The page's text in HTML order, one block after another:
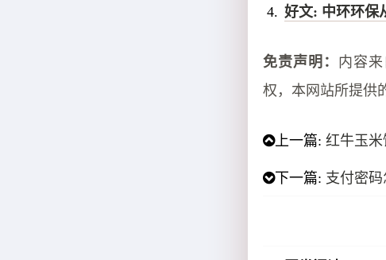
好文: 中环环保
免责声明： 内容
权，本网站所提供
上一篇:红牛玉米
下一篇: 支付密码